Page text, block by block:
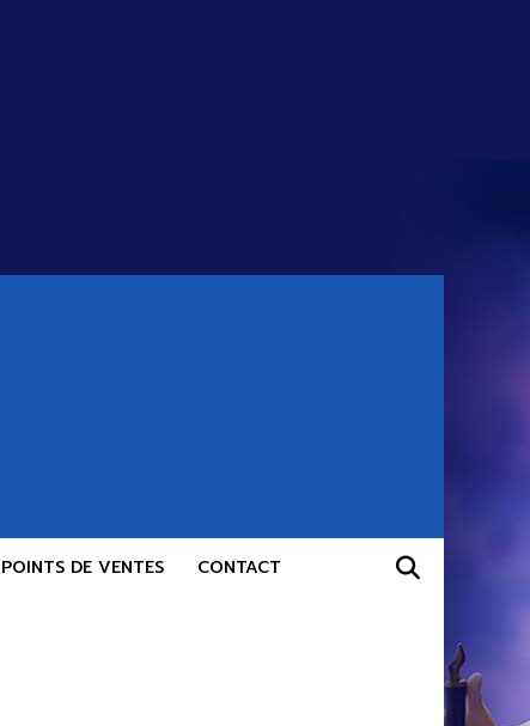
POINTS DE VENTES CONTACT